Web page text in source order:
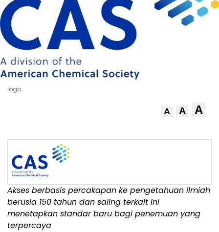
logo
A A A
Akses berbasis percakapan ke pengetahuan ilmiah
berusia 150 tahun dan saling terkait ini
menetapkan standar baru bagi penemuan yang
terpercaya